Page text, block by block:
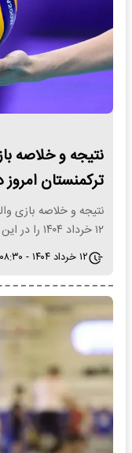
نتیجه و خلاصه
ترکمنستان امروز دوشنبه
نتیجه و خلاصه بازی
۱۲ خرداد ۱۴۰۴ را در این مطلب مشاهده می کنید.
۱۲ خرداد ۱۴۰۴ - ۰۸:۳۰